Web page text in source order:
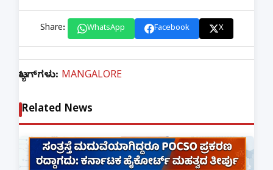
Share: WhatsApp Facebook X
ಟ್ಯಾಗ್‌ಗಳು: MANGALORE
Related News